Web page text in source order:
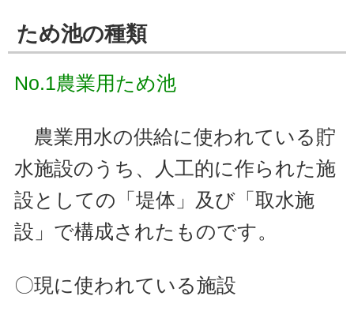
ため池の種類
No.1農業用ため池
農業用水の供給に使われている貯
水施設のうち、人工的に作られた施
設としての「堤体」及び「取水施
設」で構成されたものです。
〇現に使われている施設